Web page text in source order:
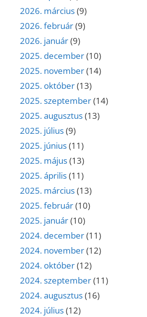
2026. március(9)
2026. február(9)
2026. január(9)
2025. december(10)
2025. november(14)
2025. október(13)
2025. szeptember(14)
2025. augusztus(13)
2025. július(9)
2025. június(11)
2025. május(13)
2025. április(11)
2025. március(13)
2025. február(10)
2025. január(10)
2024. december(11)
2024. november(12)
2024. október(12)
2024. szeptember(11)
2024. augusztus(16)
2024. július(12)